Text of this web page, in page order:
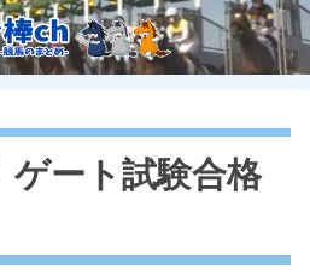
ゲート試験合格